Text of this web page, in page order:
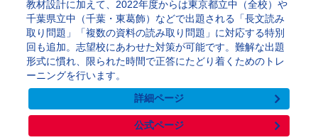
教材設計に加えて、2022年度からは東京都立中（全校）や
千葉県立中（千葉・東葛飾）などで出題される「長文読み
取り問題」「複数の資料の読み取り問題」に対応する特別
回も追加。志望校にあわせた対策が可能です。難解な出題
形式に慣れ、限られた時間で正答にたどり着くためのトレ
ーニングを行います。
詳細ページ
公式ページ